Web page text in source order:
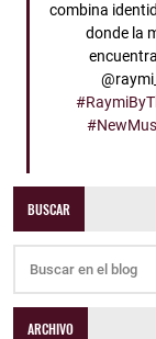
combina
donde la
BUSCAR
ARCHIVO